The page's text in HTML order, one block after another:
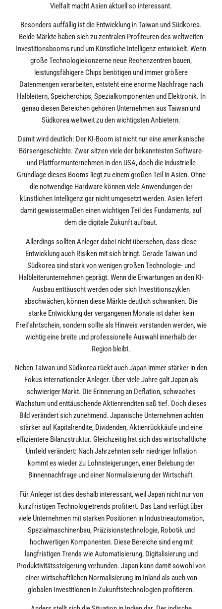
Vielfalt macht Asien aktuell so interessant.
Besonders auffällig ist die Entwicklung in Taiwan und Südkorea.
Beide Märkte haben sich zu zentralen Profiteuren des weltweiten
Investitionsbooms rund um Künstliche Intelligenz entwickelt. Wenn
große Technologiekonzerne neue Rechenzentren bauen,
leistungsfähigere Chips benötigen und immer größere
Datenmengen verarbeiten, entsteht eine enorme Nachfrage nach
Halbleitern, Speicherchips, Spezialkomponenten und Elektronik. In
genau diesen Bereichen gehören Unternehmen aus Taiwan und
Südkorea weltweit zu den wichtigsten Anbietern.
Damit wird deutlich: Der KI-Boom ist nicht nur eine amerikanische
Börsengeschichte. Zwar sitzen viele der bekanntesten Software-
und Plattformunternehmen in den USA, doch die industrielle
Grundlage dieses Booms liegt zu einem großen Teil in Asien. Ohne
die notwendige Hardware können viele Anwendungen der
künstlichen Intelligenz gar nicht umgesetzt werden. Asien liefert
damit gewissermaßen einen wichtigen Teil des Fundaments, auf
dem die digitale Zukunft aufbaut.
Allerdings sollten Anleger dabei nicht übersehen, dass diese
Entwicklung auch Risiken mit sich bringt. Gerade Taiwan und
Südkorea sind stark von wenigen großen Technologie- und
Halbleiterunternehmen geprägt. Wenn die Erwartungen an den KI-
Ausbau enttäuscht werden oder sich Investitionszyklen
abschwächen, können diese Märkte deutlich schwanken. Die
starke Entwicklung der vergangenen Monate ist daher kein
Freifahrtschein, sondern sollte als Hinweis verstanden werden, wie
wichtig eine breite und professionelle Auswahl innerhalb der
Region bleibt.
Neben Taiwan und Südkorea rückt auch Japan immer stärker in den
Fokus internationaler Anleger. Über viele Jahre galt Japan als
schwieriger Markt. Die Erinnerung an Deflation, schwaches
Wachstum und enttäuschende Aktienrenditen saß tief. Doch dieses
Bild verändert sich zunehmend. Japanische Unternehmen achten
stärker auf Kapitalrendite, Dividenden, Aktienrückkäufe und eine
effizientere Bilanzstruktur. Gleichzeitig hat sich das wirtschaftliche
Umfeld verändert: Nach Jahrzehnten sehr niedriger Inflation
kommt es wieder zu Lohnsteigerungen, einer Belebung der
Binnennachfrage und einer Normalisierung der Wirtschaft.
Für Anleger ist dies deshalb interessant, weil Japan nicht nur von
kurzfristigen Technologietrends profitiert. Das Land verfügt über
viele Unternehmen mit starken Positionen in Industrieautomation,
Spezialmaschinenbau, Präzisionstechnologie, Robotik und
hochwertigen Komponenten. Diese Bereiche sind eng mit
langfristigen Trends wie Automatisierung, Digitalisierung und
Produktivitätssteigerung verbunden. Japan kann damit sowohl von
einer wirtschaftlichen Normalisierung im Inland als auch von
globalen Investitionen in Zukunftstechnologien profitieren.